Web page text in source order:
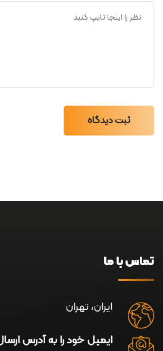
ثبت دیدگاه
تماس با ما
ایران، تهران
ایمیل خود را به آدرس